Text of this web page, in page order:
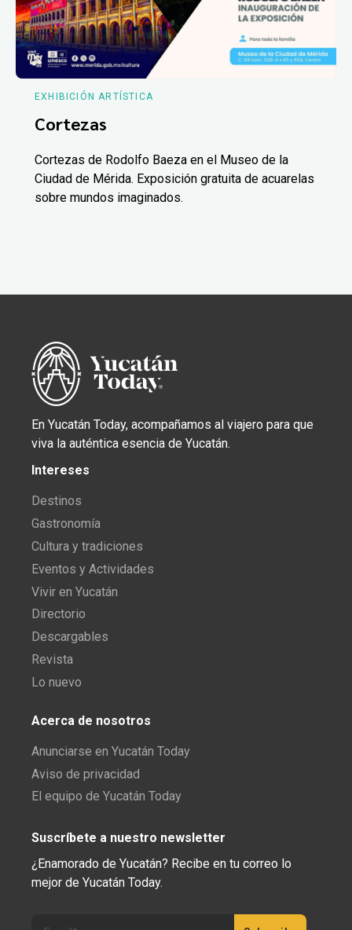
EXHIBICIÓN ARTÍSTICA
Cortezas
Cortezas de Rodolfo Baeza en el Museo de la
Ciudad de Mérida. Exposición gratuita de acuarelas
sobre mundos imaginados.
En Yucatán Today, acompañamos al viajero para que
viva la auténtica esencia de Yucatán.
Intereses
Destinos
Gastronomía
Cultura y tradiciones
Eventos y Actividades
Vivir en Yucatán
Directorio
Descargables
Revista
Lo nuevo
Acerca de nosotros
Anunciarse en Yucatán Today
Aviso de privacidad
El equipo de Yucatán Today
Suscríbete a nuestro newsletter
¿Enamorado de Yucatán? Recibe en tu correo lo
mejor de Yucatán Today.